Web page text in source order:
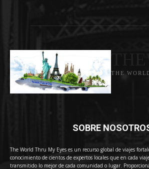
THE
SOBRE
The World Thru My Eyes es un recurso global de viajes
conocimiento de cientos de expertos locales que en cada
transmitido lo mejor de cada comunidad o lugar.